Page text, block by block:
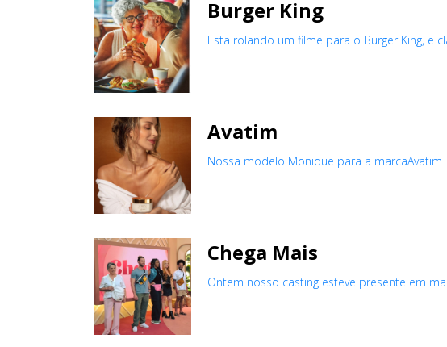
Burger King
Esta rolando um filme para o Burger King, e
Avatim
Nossa modelo Monique para a marcaAvatim
Chega Mais
Ontem nosso casting esteve presente em